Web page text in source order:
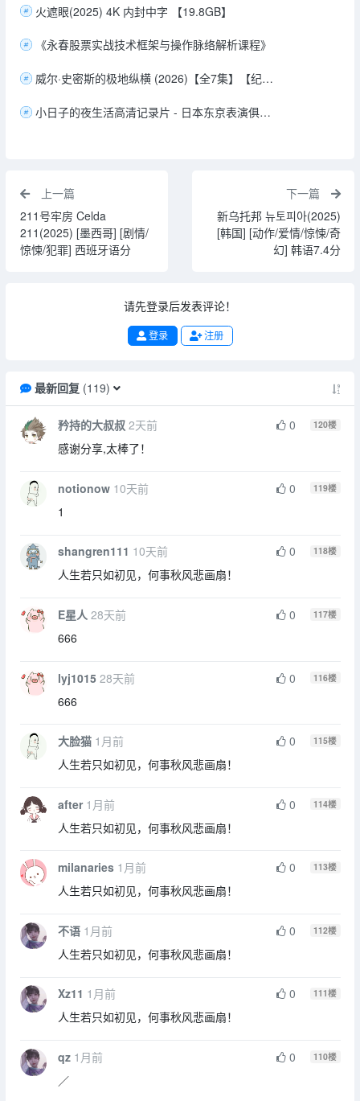
火遮眼(2025) 4K 内封中字 【19.8GB】
《永春股票实战技术框架与操作脉络解析课程》
威尔·史密斯的极地纵横 (2026)【全7集】【纪录片】【中文字幕】【10.6G】【十分震撼】
小日子的夜生活高清记录片 - 日本东京表演俱乐部夜生活美女 【48G】
上一篇
211号牢房 Celda
211(2025) [墨西哥] [剧情/
惊悚/犯罪] 西班牙语分
下一篇
新乌托邦 뉴토피아(2025)
[韩国] [动作/爱情/惊悚/奇
幻] 韩语7.4分
请先登录后发表评论！
登录 注册
最新回复(119)
矜持的大叔叔 2天前 0 120楼
感谢分享,太棒了！
notionow 10天前 0 119楼
1
shangren111 10天前 0 118楼
人生若只如初见，何事秋风悲画扇！
E星人 28天前 0 117楼
666
lyj1015 28天前 0 116楼
666
大脸猫 1月前 0 115楼
人生若只如初见，何事秋风悲画扇！
after 1月前 0 114楼
人生若只如初见，何事秋风悲画扇！
milanaries 1月前 0 113楼
人生若只如初见，何事秋风悲画扇！
不语 1月前 0 112楼
人生若只如初见，何事秋风悲画扇！
Xz11 1月前 0 111楼
人生若只如初见，何事秋风悲画扇！
qz 1月前 0 110楼
／